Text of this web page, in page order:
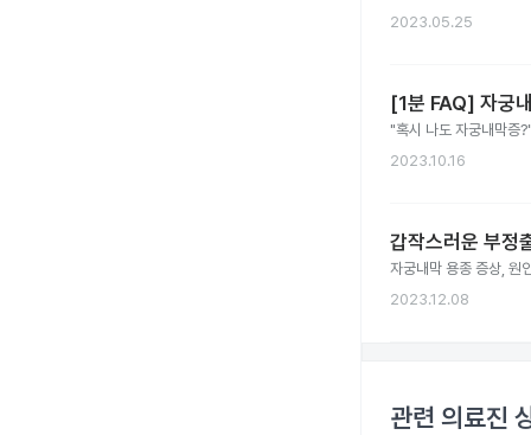
2023.05.25
[1분 FAQ] 자궁
"혹시 나도 자궁내막증
2023.10.16
갑작스러운 부정
자궁내막 용종 증상, 원
2023.12.08
관련 의료진